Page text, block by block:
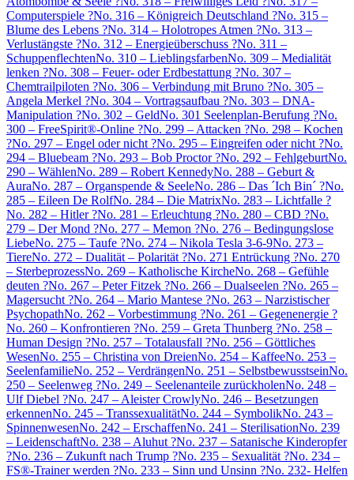
Computerspiele ?No. 316 – Königreich Deutschland ?No. 315 –
Blume des Lebens ?No. 314 – Holotropes Atmen ?No. 313 –
Verlustängste ?No. 312 – Energieüberschuss ?No. 311 –
SchuppenflechtenNo. 310 – LieblingsfarbenNo. 309 – Medialität
lenken ?No. 308 – Feuer- oder Erdbestattung ?No. 307 –
Chemtrailpiloten ?No. 306 – Verbindung mit Bruno ?No. 305 –
Angela Merkel ?No. 304 – Vortragsaufbau ?No. 303 – DNA-
Manipulation ?No. 302 – GeldNo. 301 Seelenplan-Berufung ?No.
300 – FreeSpirit®-Online ?No. 299 – Attacken ?No. 298 – Kochen
?No. 297 – Engel oder nicht ?No. 295 – Eingreifen oder nicht ?No.
294 – Bluebeam ?No. 293 – Bob Proctor ?No. 292 – FehlgeburtNo.
290 – WählenNo. 289 – Robert KennedyNo. 288 – Geburt &
AuraNo. 287 – Organspende & SeeleNo. 286 – Das ´Ich Bin´ ?No.
285 – Eileen De RolfNo. 284 – Die MatrixNo. 283 – Lichtfalle ?
No. 282 – Hitler ?No. 281 – Erleuchtung ?No. 280 – CBD ?No.
279 – Der Mond ?No. 277 – Memon ?No. 276 – Bedingungslose
LiebeNo. 275 – Taufe ?No. 274 – Nikola Tesla 3-6-9No. 273 –
TiereNo. 272 – Dualität – Polarität ?No. 271 Entrückung ?No. 270
– SterbeprozessNo. 269 – Katholische KircheNo. 268 – Gefühle
deuten ?No. 267 – Peter Fitzek ?No. 266 – Dualseelen ?No. 265 –
Magersucht ?No. 264 – Mario Mantese ?No. 263 – Narzistischer
PsychopathNo. 262 – Vorbestimmung ?No. 261 – Gegenenergie ?
No. 260 – Konfrontieren ?No. 259 – Greta Thunberg ?No. 258 –
Human Design ?No. 257 – Totalausfall ?No. 256 – Göttliches
WesenNo. 255 – Christina von DreienNo. 254 – KaffeeNo. 253 –
SeelenfamilieNo. 252 – VerdrängenNo. 251 – SelbstbewusstseinNo.
250 – Seelenweg ?No. 249 – Seelenanteile zurückholenNo. 248 –
Ulf Diebel ?No. 247 – Aleister CrowlyNo. 246 – Besetzungen
erkennenNo. 245 – TranssexualitätNo. 244 – SymbolikNo. 243 –
SpinnenwesenNo. 242 – ErschaffenNo. 241 – SterilisationNo. 239
– LeidenschaftNo. 238 – Aluhut ?No. 237 – Satanische Kinderopfer
?No. 236 – Zukunft nach Trump ?No. 235 – Sexualität ?No. 234 –
FS®-Trainer werden ?No. 233 – Sinn und Unsinn ?No. 232- Helfen